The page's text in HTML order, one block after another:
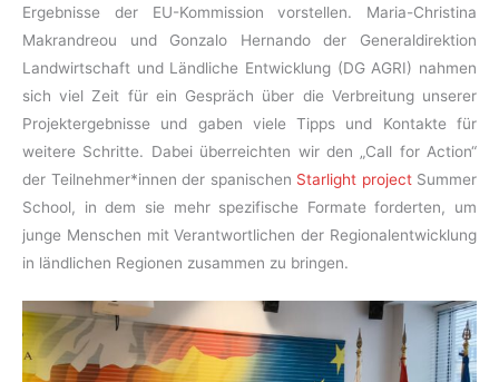
Ergebnisse der EU-Kommission vorstellen. Maria-Christina
Makrandreou und Gonzalo Hernando der Generaldirektion
Landwirtschaft und Ländliche Entwicklung (DG AGRI) nahmen
sich viel Zeit für ein Gespräch über die Verbreitung unserer
Projektergebnisse und gaben viele Tipps und Kontakte für
weitere Schritte. Dabei überreichten wir den „Call for Action“
der Teilnehmer*innen der spanischen Starlight projectSummer
School, in dem sie mehr spezifische Formate forderten, um
junge Menschen mit Verantwortlichen der Regionalentwicklung
in ländlichen Regionen zusammen zu bringen.